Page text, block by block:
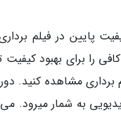
نکته منفی در دوربین گوشی هواوی پی 30
را برای بهبود کیفیت
مشاهده کنید.
به شمار میرود. می